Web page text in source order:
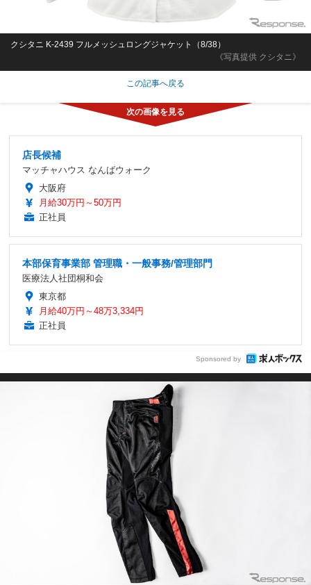
《写真提供 クシタニ》
クシタニ K-2439 フルメッシュロングジャケット（8/38）
この記事へ戻る
店長候補
マッチャハウス なんばウォーク
大阪府
月給30万円～50万円
正社員
本部保育事業部 管理職・一般事務/管理部門
医療法人社団桐和会
東京都
月給40万円～48万3,334円
正社員
Sponsored by